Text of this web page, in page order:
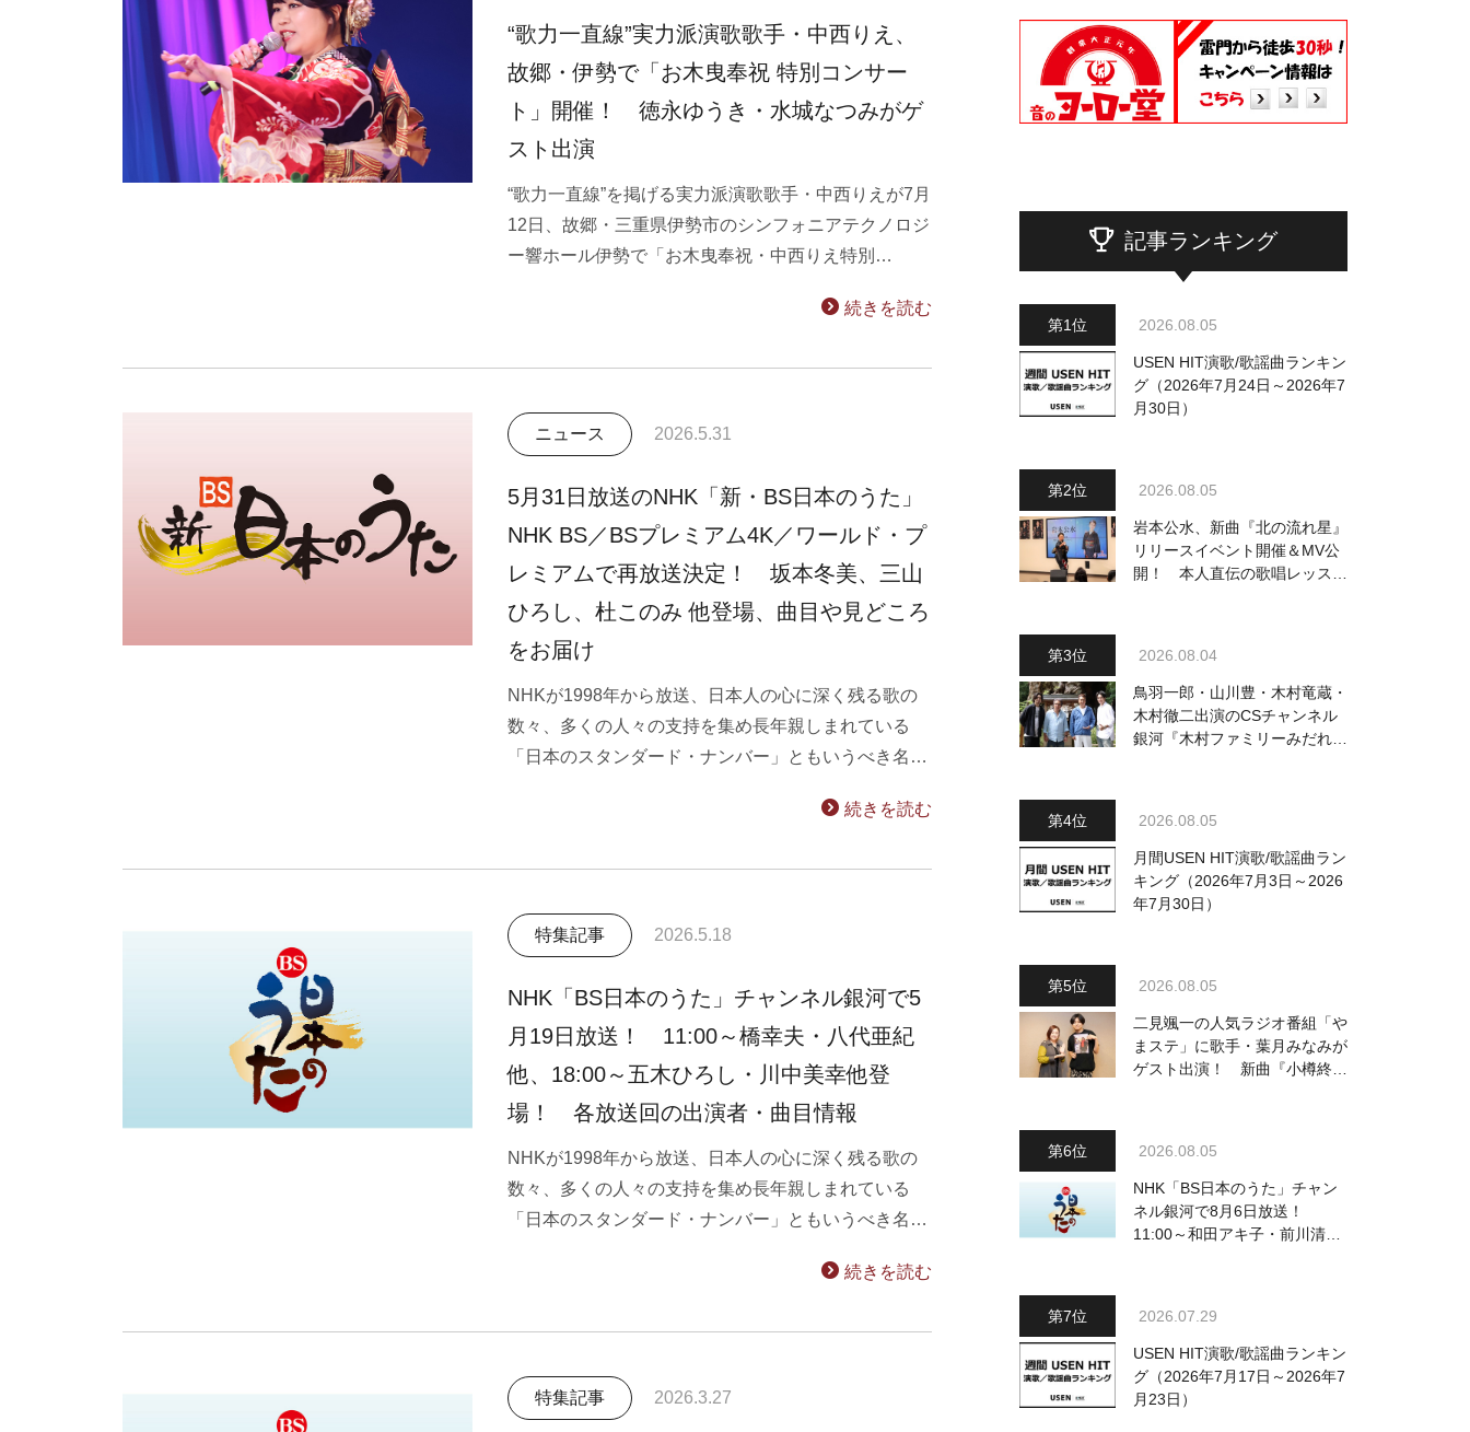
“歌力一直線”実力派演歌歌手・中西りえ、
故郷・伊勢で「お木曳奉祝 特別コンサー
ト」開催！ 徳永ゆうき・水城なつみがゲ
スト出演
“歌力一直線”を掲げる実力派演歌歌手・中西りえが7月
12日、故郷・三重県伊勢市のシンフォニアテクノロジ
ー響ホール伊勢で「お木曳奉祝・中西りえ特別…
続きを読む
ニュース 2026.5.31
5月31日放送のNHK「新・BS日本のうた」
NHK BS／BSプレミアム4K／ワールド・プ
レミアムで再放送決定！ 坂本冬美、三山
ひろし、杜このみ 他登場、曲目や見どころ
をお届け
NHKが1998年から放送、日本人の心に深く残る歌の
数々、多くの人々の支持を集め長年親しまれている
「日本のスタンダード・ナンバー」ともいうべき名…
続きを読む
特集記事 2026.5.18
NHK「BS日本のうた」チャンネル銀河で5
月19日放送！ 11:00～橋幸夫・八代亜紀
他、18:00～五木ひろし・川中美幸他登
場！ 各放送回の出演者・曲目情報
NHKが1998年から放送、日本人の心に深く残る歌の
数々、多くの人々の支持を集め長年親しまれている
「日本のスタンダード・ナンバー」ともいうべき名…
続きを読む
特集記事 2026.3.27
記事ランキング
2026.08.05
USEN HIT演歌/歌謡曲ランキン
グ（2026年7月24日～2026年7
月30日）
2026.08.05
岩本公水、新曲『北の流れ星』
リリースイベント開催＆MV公
開！ 本人直伝の歌唱レッスン
2026.08.04
鳥羽一郎・山川豊・木村竜蔵・
木村徹二出演のCSチャンネル
銀河『木村ファミリーみだれ旅
2026.08.05
月間USEN HIT演歌/歌謡曲ラン
キング（2026年7月3日～2026
年7月30日）
2026.08.05
二見颯一の人気ラジオ番組「や
まステ」に歌手・葉月みなみが
ゲスト出演！ 新曲『小樽終着
2026.08.05
NHK「BS日本のうた」チャン
ネル銀河で8月6日放送！
11:00～和田アキ子・前川清
2026.07.29
USEN HIT演歌/歌謡曲ランキン
グ（2026年7月17日～2026年7
月23日）